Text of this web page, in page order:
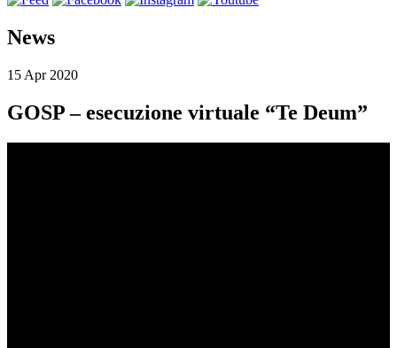
News
15 Apr 2020
GOSP – esecuzione virtuale “Te Deum”